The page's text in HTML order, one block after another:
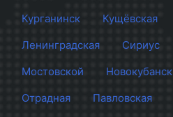
Курганинск
Кущёвская
Ленинградская
Сириус
Мостовской
Новокубанск
Отрадная
Павловская